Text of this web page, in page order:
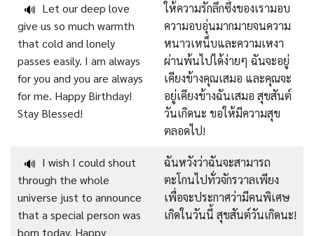
🔊 Let our deep love
give us so much warmth
that cold and lonely
passes easily. I am always
for you and you are always
for me. Happy Birthday!
Stay Blessed!
ให้ความรักลึกซึ้งของเรามอบ
ความอบอุ่นมากมายจนความ
หนาวเหน็บและความเหงา
ผ่านพ้นไปได้ง่ายๆ ฉันจะอยู่
เคียงข้างคุณเสมอ และคุณจะ
อยู่เคียงข้างฉันเสมอ สุขสันต์
วันเกิดนะ ขอให้มีความสุข
ตลอดไป!
🔊 I wish I could shout
through the whole
universe just to announce
that a special person was
born today. Happy
ฉันหวังว่าฉันจะสามารถ
ตะโกนไปทั่วจักรวาลเพียง
เพื่อจะประกาศว่ามีคนพิเศษ
เกิดในวันนี้ สุขสันต์วันเกิดนะ!